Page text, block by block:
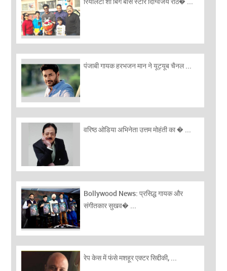
पंजाबी गायक हरभजन मान ने यूट्यूब चैनल ...
वरिष्ठ ओडिया अभिनेता उत्तम मोहंती का � ...
Bollywood News: प्रसिद्ध गायक और
संगीतकार सुखव� ...
रेप केस में फंसे मशहूर एक्टर सिद्दीकी, ...